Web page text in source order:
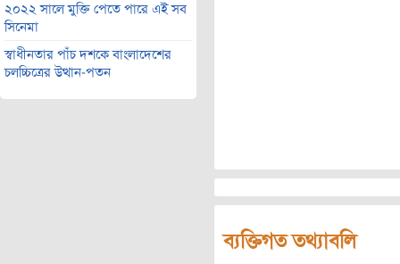
২০২২ সালে মুক্তি পেতে পারে এই সব
সিনেমা
স্বাধীনতার পাঁচ দশকে বাংলাদেশের
চলচ্চিত্রের উত্থান-পতন
ব্যক্তিগত তথ্যাবলি